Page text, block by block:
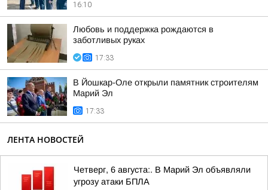
16:10
Любовь и поддержка рождаются в
заботливых руках
17:33
В Йошкар-Оле открыли памятник строителям
Марий Эл
17:33
ЛЕНТА НОВОСТЕЙ
Четверг, 6 августа:. В Марий Эл объявляли
угрозу атаки БПЛА